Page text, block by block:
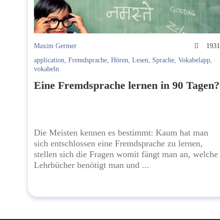
Maxim Germer
1931
application, Fremdsprache, Hören, Lesen, Sprache, Vokabelapp,
vokabeln
Eine Fremdsprache lernen in 90 Tagen?
Die Meisten kennen es bestimmt: Kaum hat man
sich entschlossen eine Fremdsprache zu lernen,
stellen sich die Fragen womit fängt man an, welche
Lehrbücher benötigt man und ...